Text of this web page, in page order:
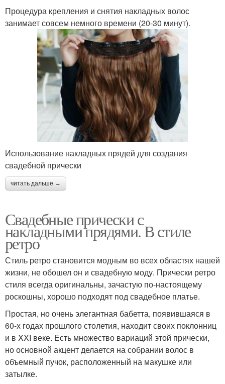
Процедура крепления и снятия накладных волос
занимает совсем немного времени (20-30 минут).
Использование накладных прядей для создания
свадебной прически
читать дальше →
Свадебные прически с
накладными прядями. В стиле
ретро
Стиль ретро становится модным во всех областях нашей
жизни, не обошел он и свадебную моду. Прически ретро
стиля всегда оригинальны, зачастую по-настоящему
роскошны, хорошо подходят под свадебное платье.
Простая, но очень элегантная бабетта, появившаяся в
60-х годах прошлого столетия, находит своих поклонниц
и в XXI веке. Есть множество вариаций этой прически,
но основной акцент делается на собрании волос в
объемный пучок, расположенный на макушке или
затылке.